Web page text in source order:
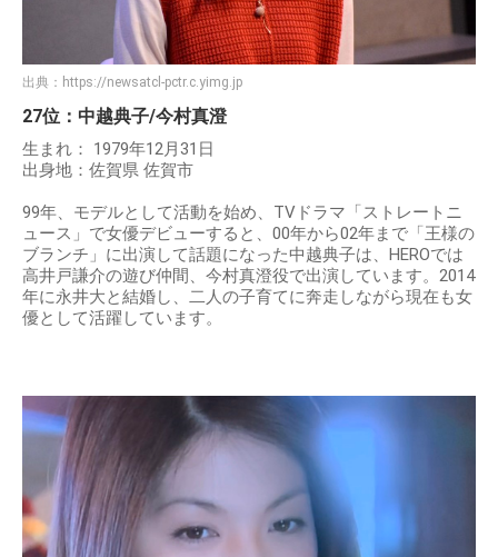
出典： https://newsatcl-pctr.c.yimg.jp
27位：中越典子/今村真澄
生まれ： 1979年12月31日
出身地：佐賀県 佐賀市
99年、モデルとして活動を始め、TVドラマ「ストレートニ
ュース」で女優デビューすると、00年から02年まで「王様の
ブランチ」に出演して話題になった中越典子は、HEROでは
高井戸謙介の遊び仲間、今村真澄役で出演しています。2014
年に永井大と結婚し、二人の子育てに奔走しながら現在も女
優として活躍しています。